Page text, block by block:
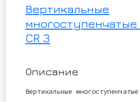
Вертикальные
CR 3
Описание
Вертикальные